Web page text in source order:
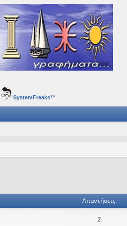
SystemFreaks™
Απαντήσεις
2